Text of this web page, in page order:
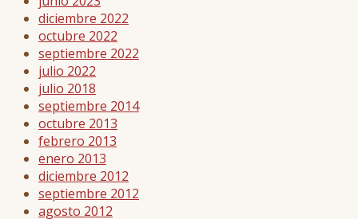
diciembre 2022
octubre 2022
septiembre 2022
julio 2022
julio 2018
septiembre 2014
octubre 2013
febrero 2013
enero 2013
diciembre 2012
septiembre 2012
agosto 2012